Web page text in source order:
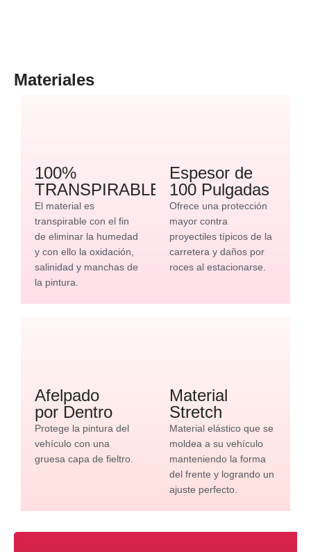
Materiales
100%
TRANSPIRABLE
El material es
transpirable con el fin
de eliminar la humedad
y con ello la oxidación,
salinidad y manchas de
la pintura.
Espesor de
100 Pulgadas
Ofrece una protección
mayor contra
proyectiles típicos de la
carretera y daños por
roces al estacionarse.
Afelpado
por Dentro
Protege la pintura del
vehículo con una
gruesa capa de fieltro.
Material
Stretch
Material elástico que se
moldea a su vehículo
manteniendo la forma
del frente y logrando un
ajuste perfecto.